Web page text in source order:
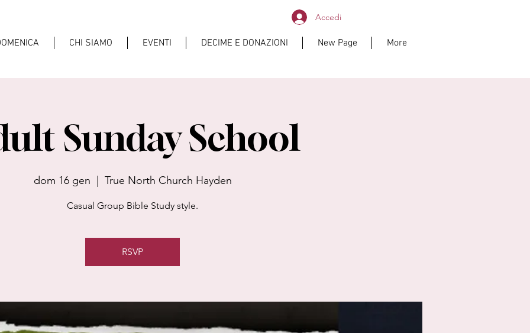
Accedi
CHI SIAMO EVENTI DECIME E DONAZIONI New Page More
Sunday School
dom 16 gen True North Church Hayden
Casual Group Bible Study style.
RSVP